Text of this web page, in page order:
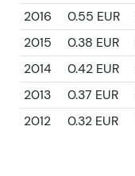
2016
0.55 EUR
2015
0.38 EUR
2014
0.42 EUR
2013
0.37 EUR
2012
0.32 EUR